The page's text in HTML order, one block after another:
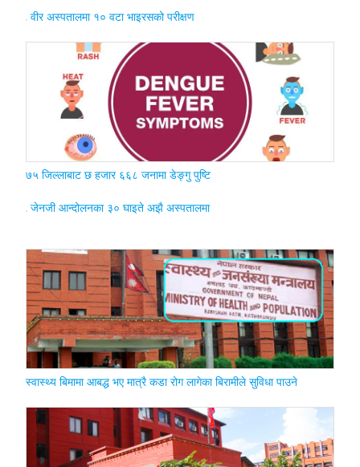
वीर अस्पतालमा १० वटा भाइरसको परीक्षण
७५ जिल्लाबाट छ हजार ६६८ जनामा डेङ्गु पुष्टि
जेनजी आन्दोलनका ३० घाइते अझै अस्पतालमा
स्वास्थ्य बिमामा आबद्ध भए मात्रै कडा रोग लागेका बिरामीले सुविधा पाउने